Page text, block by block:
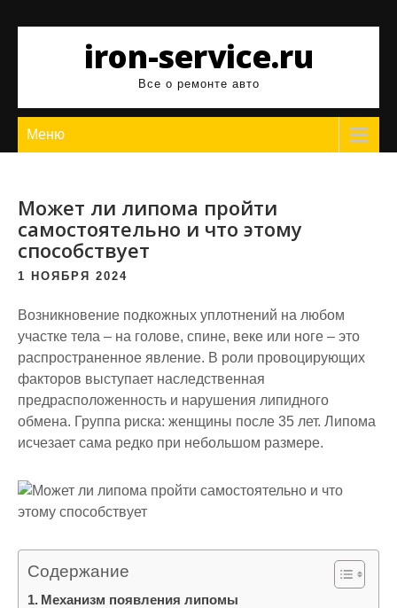
содержимомуiron-service.ru
Все о ремонте авто
Меню
Может ли липома пройти
самостоятельно и что этому
способствует
1 НОЯБРЯ 2024
Возникновение подкожных уплотнений на любом
участке тела – на голове, спине, веке или ноге – это
распространенное явление. В роли провоцирующих
факторов выступает наследственная
предрасположенность и нарушения липидного
обмена. Группа риска: женщины после 35 лет. Липома
исчезает сама редко при небольшом размере.
Содержание
Механизм появления липомы